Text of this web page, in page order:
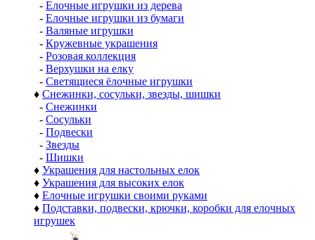
- Елочные игрушки из дерева
- Елочные игрушки из бумаги
- Валяные игрушки
- Кружевные украшения
- Розовая коллекция
- Верхушки на елку
- Светящиеся ёлочные игрушки
♦ Снежинки, сосульки, звезды, шишки
- Снежинки
- Сосульки
- Подвески
- Звезды
- Шишки
♦ Украшения для настольных елок
♦ Украшения для высоких елок
♦ Елочные игрушки своими руками
♦ Подставки, подвески, крючки, коробки для елочных
игрушек